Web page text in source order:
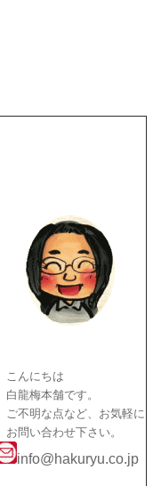
こんにちは
白龍梅本舗です。
ご不明な点など、お気軽に
お問い合わせ下さい。
info@hakuryu.co.jp